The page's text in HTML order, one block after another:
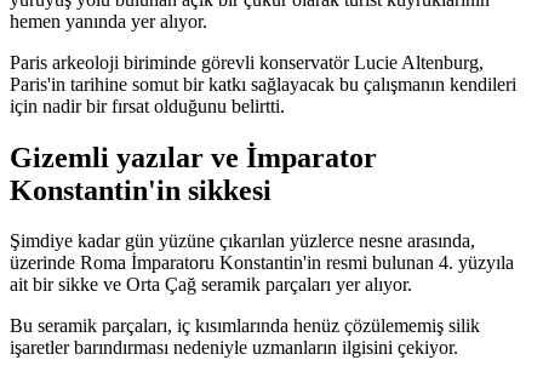
hemen yanında yer alıyor.
Paris arkeoloji biriminde görevli konservatör Lucie Altenburg,
Paris'in tarihine somut bir katkı sağlayacak bu çalışmanın kendileri
için nadir bir fırsat olduğunu belirtti.
Gizemli yazılar ve İmparator
Konstantin'in sikkesi
Şimdiye kadar gün yüzüne çıkarılan yüzlerce nesne arasında,
üzerinde Roma İmparatoru Konstantin'in resmi bulunan 4. yüzyıla
ait bir sikke ve Orta Çağ seramik parçaları yer alıyor.
Bu seramik parçaları, iç kısımlarında henüz çözülememiş silik
işaretler barındırması nedeniyle uzmanların ilgisini çekiyor.